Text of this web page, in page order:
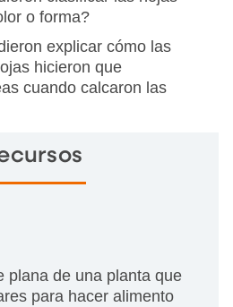
o forma?
explicar cómo las
hicieron que
cuando calcaron las
plana de una planta que
para hacer alimento